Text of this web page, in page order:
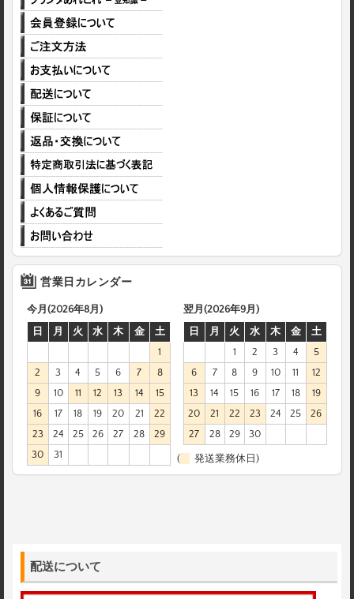
営業日カレンダー
今月(2026年8月)
日
月 火 水 木 金
土
1
2
3 4 5 6 7
8
9
10 11 12 13 14
15
16
17 18 19 20 21
22
23
24 25 26 27 28
29
30
31
翌月(2026年9月)
日
月 火 水 木 金
土
1
2 3 4
5
6
7 8 9 10 11
12
13
14 15 16 17 18
19
20
21 22 23 24 25
26
27
28 29 30
( 発送業務休日)
配送について